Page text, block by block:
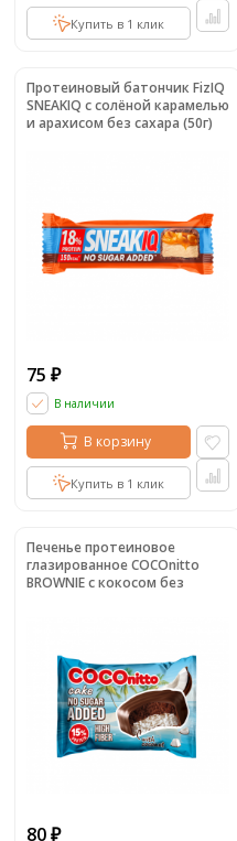
Купить в 1 клик
Протеиновый батончик FizIQ
SNEAKIQ с солёной карамелью
и арахисом без сахара (50г)
75 ₽
В наличии
В корзину
Купить в 1 клик
Печенье протеиновое
глазированное COCOnitto
BROWNIE с кокосом без
80 ₽